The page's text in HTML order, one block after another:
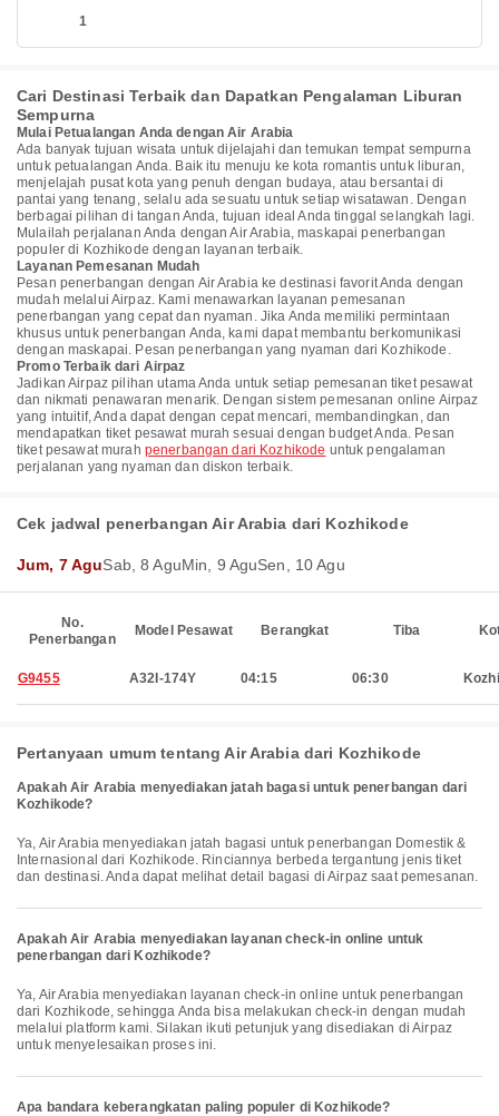
1
Cari Destinasi Terbaik dan Dapatkan Pengalaman Liburan
Sempurna
Mulai Petualangan Anda dengan Air Arabia
Ada banyak tujuan wisata untuk dijelajahi dan temukan tempat sempurna
untuk petualangan Anda. Baik itu menuju ke kota romantis untuk liburan,
menjelajah pusat kota yang penuh dengan budaya, atau bersantai di
pantai yang tenang, selalu ada sesuatu untuk setiap wisatawan. Dengan
berbagai pilihan di tangan Anda, tujuan ideal Anda tinggal selangkah lagi.
Mulailah perjalanan Anda dengan Air Arabia, maskapai penerbangan
populer di Kozhikode dengan layanan terbaik.
Layanan Pemesanan Mudah
Pesan penerbangan dengan Air Arabia ke destinasi favorit Anda dengan
mudah melalui Airpaz. Kami menawarkan layanan pemesanan
penerbangan yang cepat dan nyaman. Jika Anda memiliki permintaan
khusus untuk penerbangan Anda, kami dapat membantu berkomunikasi
dengan maskapai. Pesan penerbangan yang nyaman dari Kozhikode.
Promo Terbaik dari Airpaz
Jadikan Airpaz pilihan utama Anda untuk setiap pemesanan tiket pesawat
dan nikmati penawaran menarik. Dengan sistem pemesanan online Airpaz
yang intuitif, Anda dapat dengan cepat mencari, membandingkan, dan
mendapatkan tiket pesawat murah sesuai dengan budget Anda. Pesan
tiket pesawat murah penerbangan dari Kozhikode untuk pengalaman
perjalanan yang nyaman dan diskon terbaik.
Cek jadwal penerbangan Air Arabia dari Kozhikode
Jum, 7 AguSab, 8 AguMin, 9 AguSen, 10 Agu
No.
Penerbangan
Model Pesawat Berangkat Tiba
G9455 A32I-174Y 04:15 06:30
Pertanyaan umum tentang Air Arabia dari Kozhikode
Apakah Air Arabia menyediakan jatah bagasi untuk penerbangan dari
Kozhikode?
Ya, Air Arabia menyediakan jatah bagasi untuk penerbangan Domestik &
Internasional dari Kozhikode. Rinciannya berbeda tergantung jenis tiket
dan destinasi. Anda dapat melihat detail bagasi di Airpaz saat pemesanan.
Apakah Air Arabia menyediakan layanan check-in online untuk
penerbangan dari Kozhikode?
Ya, Air Arabia menyediakan layanan check-in online untuk penerbangan
dari Kozhikode, sehingga Anda bisa melakukan check-in dengan mudah
melalui platform kami. Silakan ikuti petunjuk yang disediakan di Airpaz
untuk menyelesaikan proses ini.
Apa bandara keberangkatan paling populer di Kozhikode?